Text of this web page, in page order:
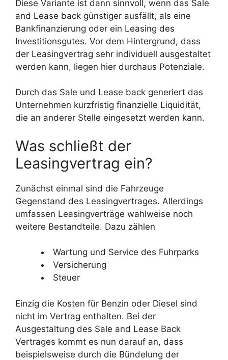
Diese Variante ist dann sinnvoll, wenn das Sale
and Lease back günstiger ausfällt, als eine
Bankfinanzierung oder ein Leasing des
Investitionsgutes. Vor dem Hintergrund, dass
der Leasingvertrag sehr individuell ausgestaltet
werden kann, liegen hier durchaus Potenziale.
Durch das Sale und Lease back generiert das
Unternehmen kurzfristig finanzielle Liquidität,
die an anderer Stelle eingesetzt werden kann.
Was schließt der
Leasingvertrag ein?
Zunächst einmal sind die Fahrzeuge
Gegenstand des Leasingvertrages. Allerdings
umfassen Leasingverträge wahlweise noch
weitere Bestandteile. Dazu zählen
Wartung und Service des Fuhrparks
Versicherung
Steuer
Einzig die Kosten für Benzin oder Diesel sind
nicht im Vertrag enthalten. Bei der
Ausgestaltung des Sale and Lease Back
Vertrages kommt es nun darauf an, dass
beispielsweise durch die Bündelung der